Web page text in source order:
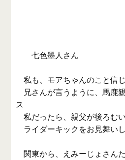
七色墨人さん
私も、モアちゃんのこと信じ
兄さんが言うように、馬鹿
ス
私だったら、親父が後ろむ
ライダーキックをお見舞い
関東から、えみーじょさん